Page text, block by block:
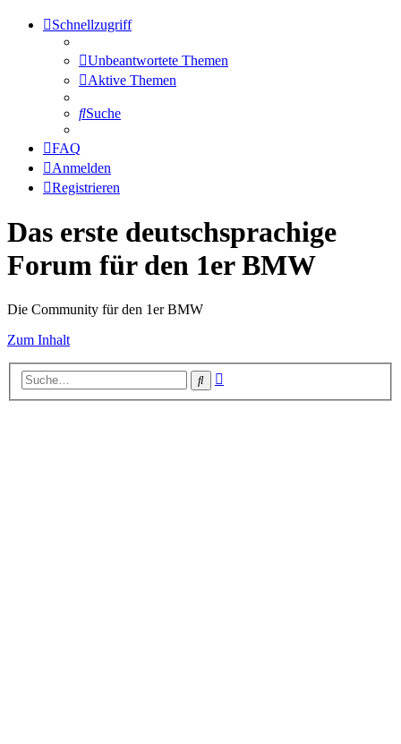
Schnellzugriff
Unbeantwortete Themen
Aktive Themen
Suche
FAQ
Anmelden
Registrieren
Das erste deutschsprachige
Forum für den 1er BMW
Die Community für den 1er BMW
Zum Inhalt
Suche